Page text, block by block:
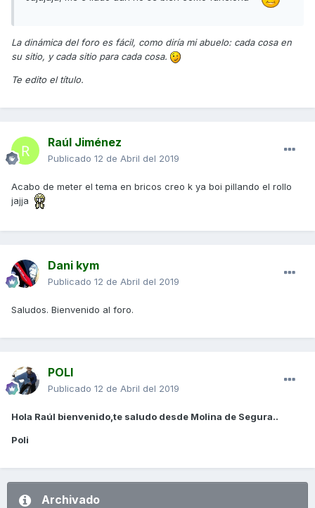
La dinámica del foro es fácil, como diría mi abuelo: cada cosa en
su sitio, y cada sitio para cada cosa.
Te edito el título.
Raúl Jiménez
Publicado 12 de Abril del 2019
Acabo de meter el tema en bricos creo k ya boi pillando el rollo
jajja
Dani kym
Publicado 12 de Abril del 2019
Saludos. Bienvenido al foro.
POLI
Publicado 12 de Abril del 2019
Hola Raúl bienvenido,te saludo desde Molina de Segura..
Poli
Archivado